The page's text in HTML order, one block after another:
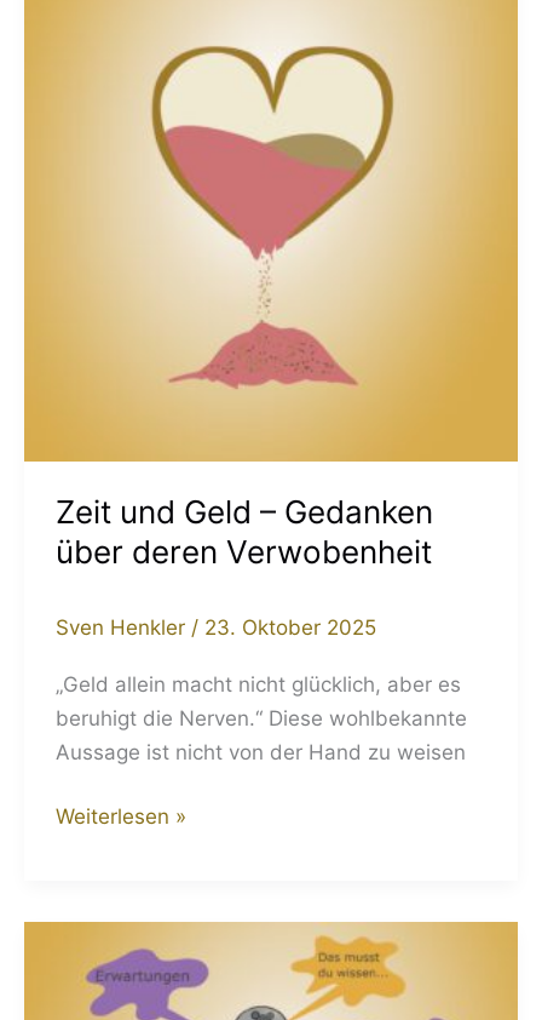
Zeit und Geld – Gedanken
über deren Verwobenheit
Sven Henkler / 23. Oktober 2025
„Geld allein macht nicht glücklich, aber es
beruhigt die Nerven.“ Diese wohlbekannte
Aussage ist nicht von der Hand zu weisen
Weiterlesen »
und
Freigeister